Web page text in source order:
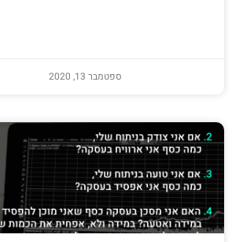
ספטמבר 13, 2020